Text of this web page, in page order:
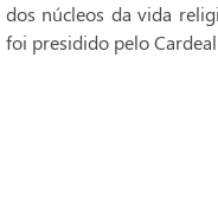
dos núcleos da vida
foi presidido pelo